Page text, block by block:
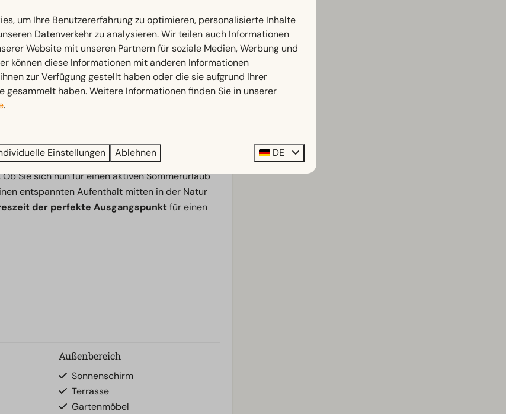
mit einem Tagesausflug insromantische
verbinden.Im Winterliegt das beliebte
perfekt präpariertenPisten, modernen
die Pisten hinunterfahren oder die winterliche
undschneesicheren Wintersporturlaub.
in
Fitnessstudio sowie verschiedene
Natur und Aktivitäten ist der Park bei
Sie sich nun für einen aktiven Sommerurlaub
entspannten Aufenthalt mitten in der Natur
der perfekte Ausgangspunktfür einen
Außenbereich
Sonnenschirm
Terrasse
Gartenmöbel
um Ihre Benutzererfahrung zu optimieren, personalisierte Inhalte
Datenverkehr zu analysieren. Wir teilen auch Informationen
Website mit unseren Partnern für soziale Medien, Werbung und
können diese Informationen mit anderen Informationen
zur Verfügung gestellt haben oder die sie aufgrund Ihrer
gesammelt haben. Weitere Informationen finden Sie in unserer
.
Einstellungen Ablehnen DE